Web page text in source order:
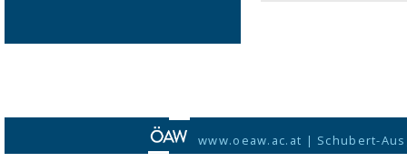
www.oeaw.ac.at | Schubert-